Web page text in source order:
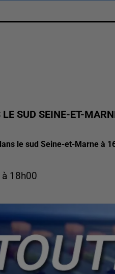
SUD SEINE-ET-
le sud Seine-et-Marne à
18h00